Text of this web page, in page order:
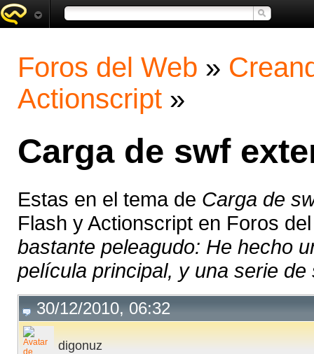
Foros del Web »
Actionscript »
Carga de swf
Estas en el tema de Carga de
Flash y Actionscript en Foros
bastante peleagudo: He hecho
película principal, y una serie
30/12/2010, 06:32
digonuz